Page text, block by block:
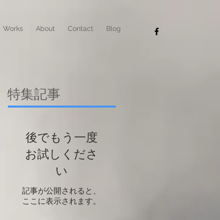
Works About Contact Blog
特集記事
後でもう一度
お試しくださ
い
記事が公開されると、
ここに表示されます。